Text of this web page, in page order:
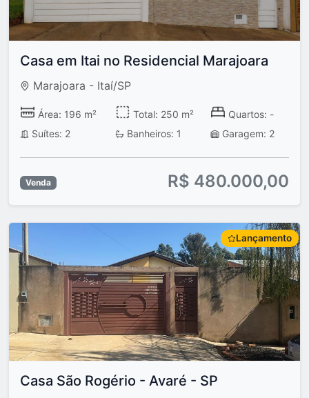
Casa em Itai no Residencial Marajoara
Marajoara - Itaí/SP
Área: 196 m² Total: 250 m²
Quartos: -
Suítes: 2
Banheiros: 1 Garagem: 2
Venda R$ 480.000,00
Lançamento
Casa São Rogério - Avaré - SP